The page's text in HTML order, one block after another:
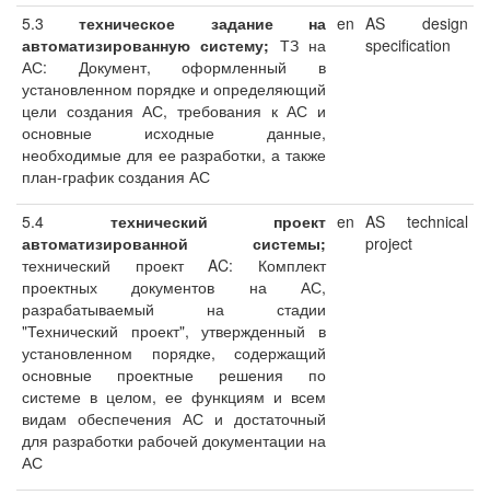
5.3техническое задание на
автоматизированную систему; ТЗ на
АС: Документ, оформленный в
установленном порядке и определяющий
цели создания АС, требования к АС и
основные исходные данные,
необходимые для ее разработки, а также
план-график создания АС
en AS design
specification
5.4 технический проект
автоматизированной системы;
технический проект AC: Комплект
проектных документов на АС,
разрабатываемый на стадии
"Технический проект", утвержденный в
установленном порядке, содержащий
основные проектные решения по
системе в целом, ее функциям и всем
видам обеспечения АС и достаточный
для разработки рабочей документации на
АС
en AS technical
project